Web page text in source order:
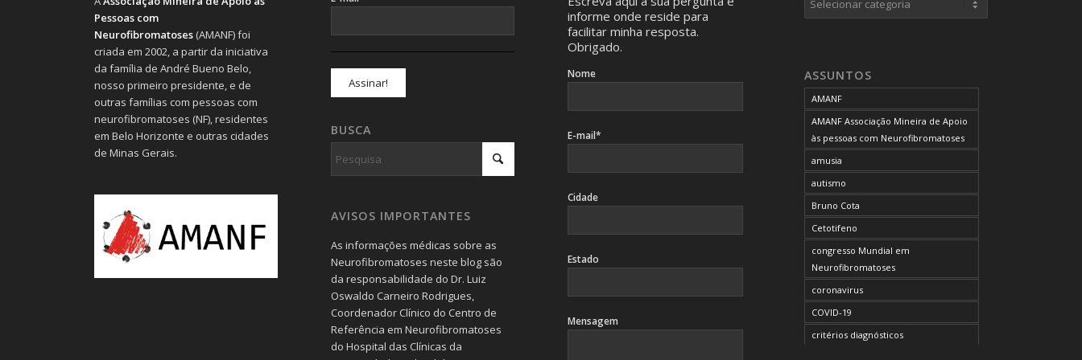
neurofibromas cutâneos
neurofibromatose do tipo 2
neurofibromatoses
OCUPAÇÃO DO BLOG
onde tratar
problemas comportamentais
reunião mensal da AMANF
selumetinibe
Sem categoria
SUS
TDAH
tratamento
Pessoas com
Neurofibromatoses (AMANF) foi
criada em 2002, a partir da iniciativa
da família de André Bueno Belo,
nosso primeiro presidente, e de
outras famílias com pessoas com
neurofibromatoses (NF), residentes
em Belo Horizonte e outras cidades
de Minas Gerais.
BUSCA
AVISOS IMPORTANTES
As informações médicas sobre as
Neurofibromatoses neste blog são
da responsabilidade do Dr. Luiz
Oswaldo Carneiro Rodrigues,
Coordenador Clínico do Centro de
Referência em Neurofibromatoses
do Hospital das Clínicas da
informe onde reside para
facilitar minha resposta.
Obrigado.
Nome
E-mail*
Cidade
Estado
Mensagem
ASSUNTOS
AMANF
AMANF Associação Mineira de Apoio
às pessoas com Neurofibromatoses
amusia
autismo
Bruno Cota
Cetotifeno
congresso Mundial em
Neurofibromatoses
coronavirus
COVID-19
critérios diagnósticos